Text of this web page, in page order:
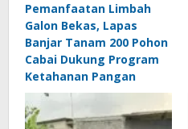
Pemanfaatan Limbah
Galon Bekas, Lapas
Banjar Tanam 200 Pohon
Cabai Dukung Program
Ketahanan Pangan